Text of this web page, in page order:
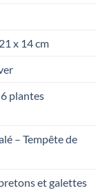
x 14 cm
plantes
– Tempête de
et galettes